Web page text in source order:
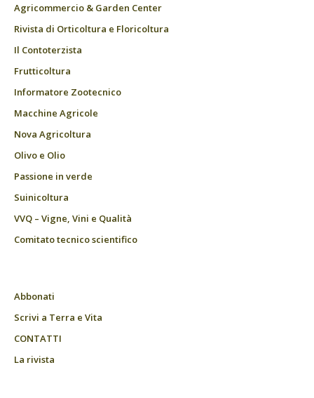
Agricommercio & Garden Center
Rivista di Orticoltura e Floricoltura
Il Contoterzista
Frutticoltura
Informatore Zootecnico
Macchine Agricole
Nova Agricoltura
Olivo e Olio
Passione in verde
Suinicoltura
VVQ – Vigne, Vini e Qualità
Comitato tecnico scientifico
Abbonati
Scrivi a Terra e Vita
CONTATTI
La rivista